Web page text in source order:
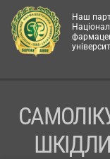
Наш